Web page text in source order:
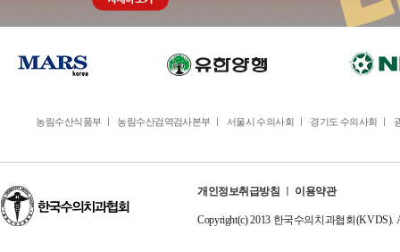
농림수산식품부 ㅣ 농림수산검역검사본부 ㅣ 서울시 수의사회 ㅣ 경기도 수의사회 ㅣ
개인정보취급방침 이용약관
Copyright(c) 2013 한국수의치과협회(KVDS).